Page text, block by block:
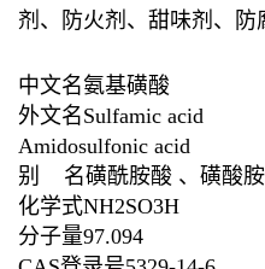
剂、防火剂、甜味剂、防
中文名氨基磺酸
外文名Sulfamic acid
Amidosulfonic acid
别 名磺酰胺酸 、磺酸
化学式NH2SO3H
分子量97.094